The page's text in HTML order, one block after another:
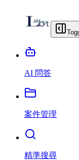
AI 問答
案件管理
精準搜尋